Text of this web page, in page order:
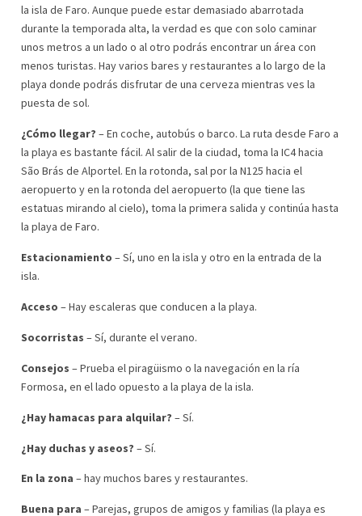
la isla de Faro. Aunque puede estar demasiado abarrotada
durante la temporada alta, la verdad es que con solo caminar
unos metros a un lado o al otro podrás encontrar un área con
menos turistas. Hay varios bares y restaurantes a lo largo de la
playa donde podrás disfrutar de una cerveza mientras ves la
puesta de sol.
¿Cómo llegar? – En coche, autobús o barco. La ruta desde Faro a
la playa es bastante fácil. Al salir de la ciudad, toma la IC4 hacia
São Brás de Alportel. En la rotonda, sal por la N125 hacia el
aeropuerto y en la rotonda del aeropuerto (la que tiene las
estatuas mirando al cielo), toma la primera salida y continúa hasta
la playa de Faro.
Estacionamiento – Sí, uno en la isla y otro en la entrada de la
isla.
Acceso – Hay escaleras que conducen a la playa.
Socorristas – Sí, durante el verano.
Consejos – Prueba el piragüismo o la navegación en la ría
Formosa, en el lado opuesto a la playa de la isla.
¿Hay hamacas para alquilar? – Sí.
¿Hay duchas y aseos? – Sí.
En la zona – hay muchos bares y restaurantes.
Buena para – Parejas, grupos de amigos y familias (la playa es